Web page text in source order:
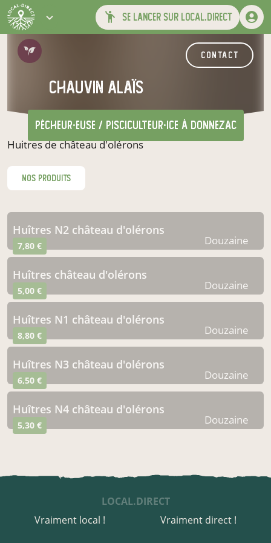
se lancer sur local.direct
contact
Chauvin alaïs
pêcheur·euse / pisciculteur·ice à Donnezac
Huitres de château d'olérons
nos produits
Huîtres N2 château d'olérons
7,80 € Douzaine
Huîtres château d'olérons
5,00 € Douzaine
Huîtres N1 château d'olérons
8,80 € Douzaine
Huîtres N3 château d'olérons
6,50 € Douzaine
Huîtres N4 château d'olérons
5,30 € Douzaine
LOCAL.DIRECT
Vraiment local !
Vraiment direct !